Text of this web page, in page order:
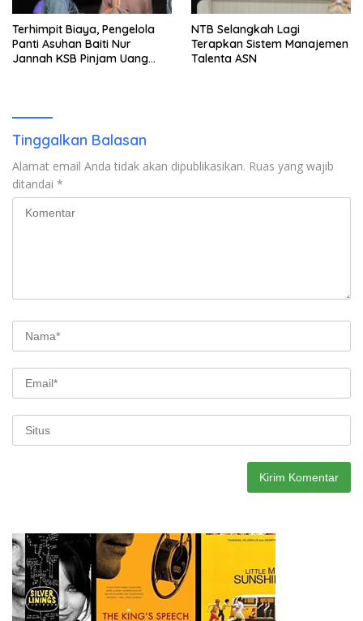
Terhimpit Biaya, Pengelola
Panti Asuhan Baiti Nur
Jannah KSB Pinjam Uang
NTB Selangkah Lagi
Terapkan Sistem Manajemen
Talenta ASN
Tinggalkan Balasan
Alamat email Anda tidak akan dipublikasikan. Ruas yang wajib
ditandai *